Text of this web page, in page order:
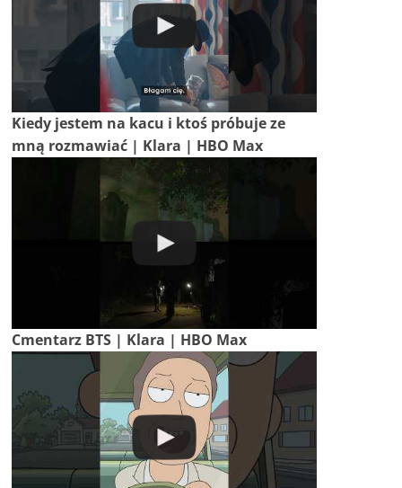
Kiedy jestem na kacu i ktoś próbuje ze
mną rozmawiać | Klara | HBO Max
Cmentarz BTS | Klara | HBO Max